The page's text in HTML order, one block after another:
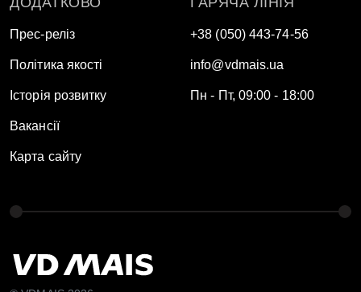
Прес-реліз
Політика якості
Історія розвитку
Вакансії
Карта сайту
+38 (050) 443-74-56
info@vdmais.ua
Пн - Пт, 09:00 - 18:00